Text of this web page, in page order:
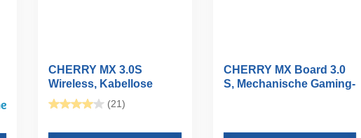
CHERRY MX 3.0S
Wireless, Kabellose
Mechanische...
(21)
CHERRY MX Board 3.0
S, Mechanische Gaming-